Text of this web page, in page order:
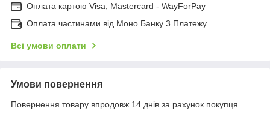
Оплата картою Visa, Mastercard - WayForPay
Оплата частинами від Моно Банку 3 Платежу
Всі умови оплати
Умови повернення
Повернення товару впродовж 14 днів за рахунок покупця